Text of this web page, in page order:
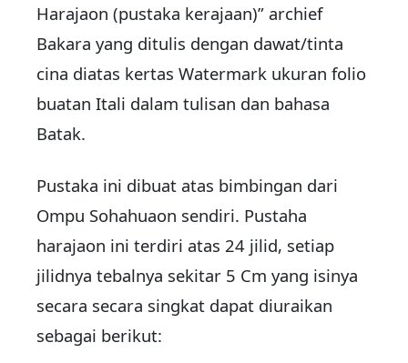
Harajaon (pustaka kerajaan)” archief
Bakara yang ditulis dengan dawat/tinta
cina diatas kertas Watermark ukuran folio
buatan Itali dalam tulisan dan bahasa
Batak.
Pustaka ini dibuat atas bimbingan dari
Ompu Sohahuaon sendiri. Pustaha
harajaon ini terdiri atas 24 jilid, setiap
jilidnya tebalnya sekitar 5 Cm yang isinya
secara secara singkat dapat diuraikan
sebagai berikut: